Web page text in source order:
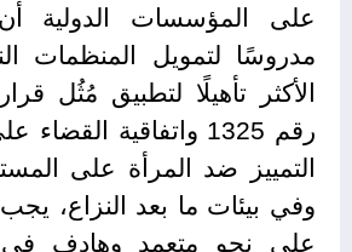
على المؤسسات الدولية
مدروسًا لتمويل المنظمات
الأكثر تأهيلًا لتطبيق مُثُل
رقم 1325 واتفاقية
التمييز ضد المرأة على
وفي بيئات ما بعد النزاع،
على نحو متعمد وهادف